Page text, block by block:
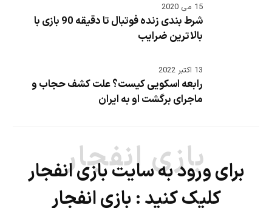
15 می 2020
شرط بندی زنده فوتبال تا دقیقه 90 بازی با
بالاترین ضرایب
13 اکتبر 2022
رابعه اسکویی کیست؟ علت کشف حجاب و
ماجرای برگشت او به ایران
بازی انفجار
برای ورود به سایت بازی انفجار
کلیک کنید : بازی انفجار